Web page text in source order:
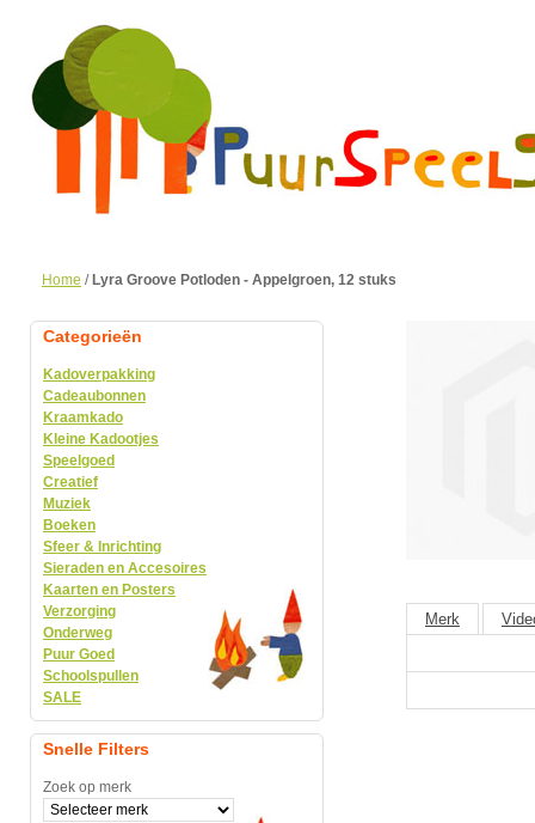
Home / Lyra Groove Potloden - Appelgroen, 12 stuks
Merk
Categorieën
Kadoverpakking
Cadeaubonnen
Kraamkado
Kleine Kadootjes
Speelgoed
Creatief
Muziek
Boeken
Sfeer & Inrichting
Sieraden en Accesoires
Kaarten en Posters
Verzorging
Onderweg
Puur Goed
Schoolspullen
SALE
Snelle Filters
Zoek op merk